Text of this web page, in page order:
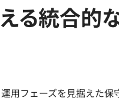
る統合的
用フェーズを見据えた